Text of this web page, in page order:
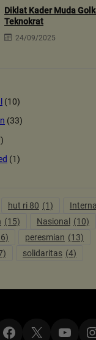
Diklat Kader Muda
Teknokrat
24/09/2025
(10)
(33)
(1)
hut ri 80 (1)
(15) Nasional (10)
peresmian (13)
solidaritas (4)
Facebook
X